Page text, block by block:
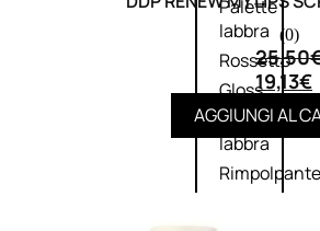
Palette
labbra
Rossetto
Gloss
Matita
labbra
Rimpolpante
(0)
25,50
19,13€
AGGIUNGI AL